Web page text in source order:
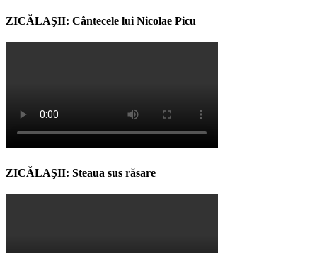
ZICĂLAŞII: Cântecele lui Nicolae Picu
ZICĂLAŞII: Steaua sus răsare